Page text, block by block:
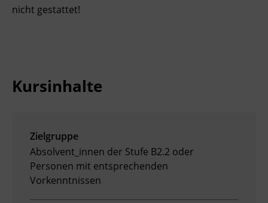
nicht gestattet!
Kursinhalte
Zielgruppe
Absolvent_innen der Stufe B2.2 oder
Personen mit entsprechenden
Vorkenntnissen